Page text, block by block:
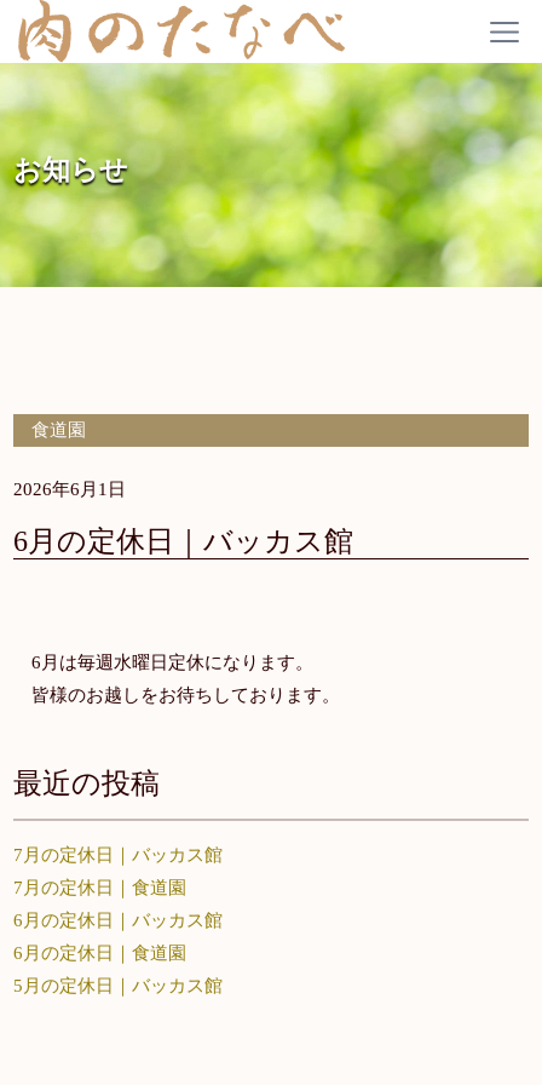
お知らせ
食道園
2026年6月1日
6月の定休日｜バッカス館
6月は毎週水曜日定休になります。
皆様のお越しをお待ちしております。
最近の投稿
7月の定休日｜バッカス館
7月の定休日｜食道園
6月の定休日｜バッカス館
6月の定休日｜食道園
5月の定休日｜バッカス館